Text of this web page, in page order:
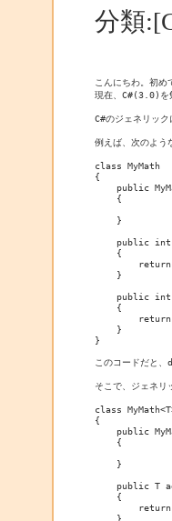
分類
こんにちわ。初め
現在、C#(3.0)を
C#のジェネリック
例えば、次のよう
class MyMath
{
public
    {
    }
public
    {
    }
public
    {
    }
}
このコードだと
そこで、ジェネリ
class
{
public
    {
    }
public T
    {
    }